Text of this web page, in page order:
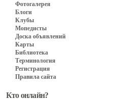
Фотогалерея
Блоги
Клубы
Мопедисты
Доска объявлений
Карты
Библиотека
Терминология
Регистрация
Правила сайта
Кто онлайн?